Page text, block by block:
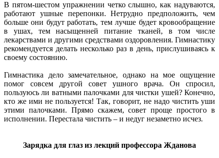
В пятом-шестом упражнении четко слышно, как надуваются,
работают ушные перепонки. Нетрудно предположить, чем
больше они будут работать, тем лучше будет кровообращение
в ушах, тем насыщенней питание тканей, в том числе
лекарствами и другими средствами оздоровления. Гимнастику
рекомендуется делать несколько раз в день, прислушиваясь к
своему состоянию.
Гимнастика дело замечательное, однако на мое ощущение
помог совсем другой совет ушного врача. Он спросил,
пользуюсь ли ватными палочками для чистки ушей? Конечно,
кто же ими не пользуется! Так, говорит, не надо чистить уши
этими палочками. Прямо скажем, совет проще простого в
исполнении. Перестала чистить – и недуг незаметно исчез.
Зарядка для глаз из лекций профессора Жданова